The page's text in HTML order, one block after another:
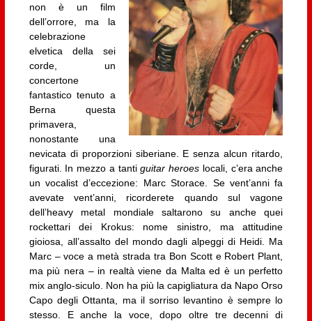
non è un film
dell’orrore, ma la
celebrazione
elvetica della sei
corde, un
concertone
fantastico tenuto a
Berna questa
primavera,
nonostante una
nevicata di proporzioni siberiane. E senza alcun ritardo,
figurati. In mezzo a tantiguitar heroes locali, c’era anche
un vocalist d’eccezione: Marc Storace. Se vent’anni fa
avevate vent’anni, ricorderete quando sul vagone
dell’heavy metal mondiale saltarono su anche quei
rockettari dei Krokus: nome sinistro, ma attitudine
gioiosa, all’assalto del mondo dagli alpeggi di Heidi. Ma
Marc – voce a metà strada tra Bon Scott e Robert Plant,
ma più nera – in realtà viene da Malta ed è un perfetto
mix anglo-siculo. Non ha più la capigliatura da Napo Orso
Capo degli Ottanta, ma il sorriso levantino è sempre lo
stesso. E anche la voce, dopo oltre tre decenni di